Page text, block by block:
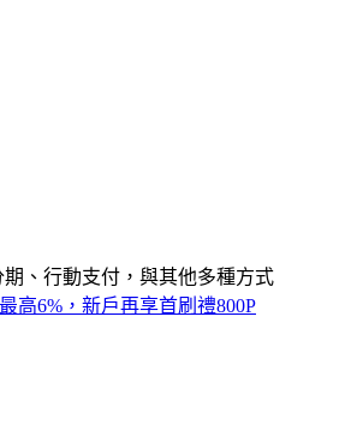
、行動支付，與其他多種方式
高6%，新戶再享首刷禮800P